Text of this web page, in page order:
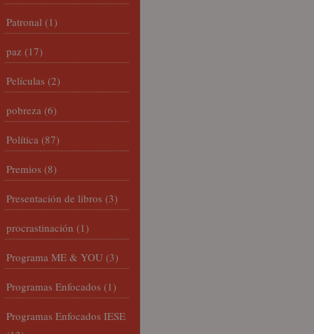
Patronal (1)
paz (17)
Películas (2)
pobreza (6)
Política (87)
Premios (8)
Presentación de libros (3)
procrastinación (1)
Programa ME & YOU (3)
Programas Enfocados (1)
Programas Enfocados IESE